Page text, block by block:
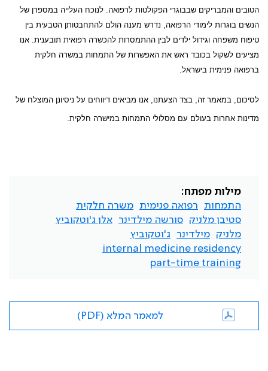
הטובים והמבריקים שבבוגרי הפקולטות לרפואה. לנוכח העלייה במספרן של
הנשים בוגרות לימודי הרפואה, נדרש מענה הולם להתחבטותן הטבעית בין
טיפוח משפחה וגידול ילדים לבין ההתמסרות להכשרה רפואית תובענית. אנו
מציעים לשקול בכובד ראש את האפשרות של התמחות במשרה חלקית
ברפואה פנימית בישראל.
לסיכום, במאמר זה, בצד הצעתנו, אנו מביאים דיווחים על ניסיונן המוצלח של
מדינות אחרות בעולם עם מסלולי התמחות במישרה חלקית.
מילות מפתח:
התמחות
רפואה פנימית
משרה חלקית
סטיבן מלניק
סורשה מילדינר
אלן ג'וטקוביץ
מלניק
מילדינר
ג'וטקוביץ
internal medicine residency
part-time training
למאמר המלא (PDF)